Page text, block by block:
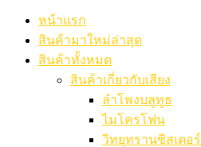
หน้าแรก
สินค้ามาใหม่ล่าสุด
สินค้าทั้งหมด
สินค้าเกี่ยวกับเสียง
ลำโพงบลูทูธ
ไมโครโฟน
วิทยุทรานซิสเตอร์